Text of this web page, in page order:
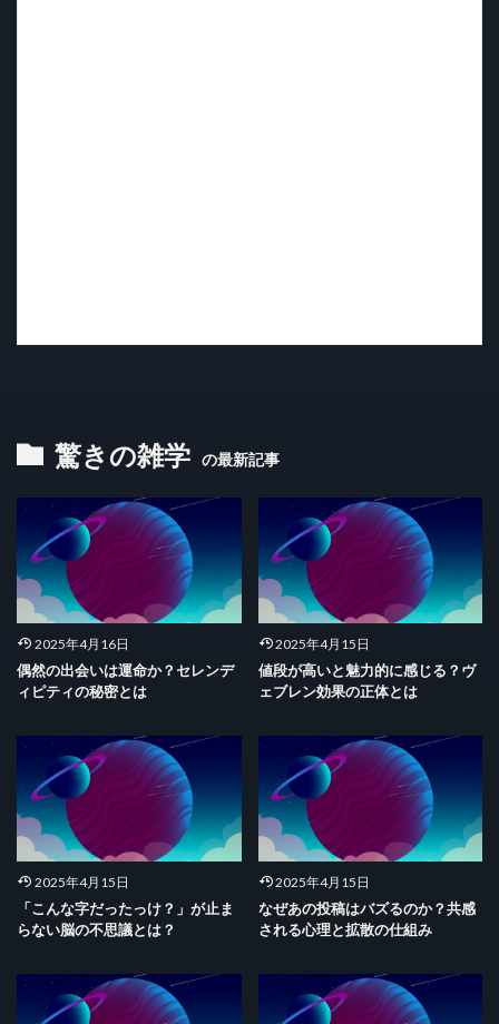
驚きの雑学 の最新記事
2025年4月16日
偶然の出会いは運命か？セレンデ
ィピティの秘密とは
2025年4月15日
値段が高いと魅力的に感じる？ヴ
ェブレン効果の正体とは
2025年4月15日
「こんな字だったっけ？」が止ま
らない脳の不思議とは？
2025年4月15日
なぜあの投稿はバズるのか？共感
される心理と拡散の仕組み